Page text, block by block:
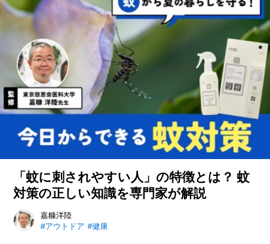
ユ
ー
ザ
ー /
C
U
S
T
M
E
R
タ
ッ
フ
/
C
A
「蚊に刺されやすい人」の特徴とは？ 蚊
対策の正しい知識を専門家が解説
蚊に刺されやすい人の特徴や、蚊が寄ってくる理由、効果的な
蚊対策を専門家の解説で紹介。正しい知識で夏を快適に。
嘉糠洋陸
#アウトドア #健康